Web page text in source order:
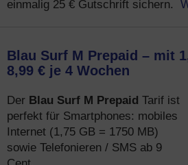
einmalig 25 € Gutschrift sichern.
Blau Surf M Prepaid – mit
8,99 € je 4 Wochen
Der Blau Surf M Prepaid Tarif ist
perfekt für Smartphones: mobiles
Internet (1,75 GB = 1750 MB)
sowie Telefonieren / SMS ab 9